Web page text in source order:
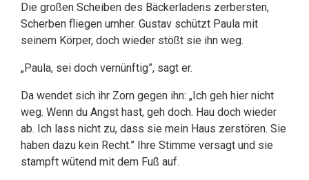
Die großen Scheiben des Bäckerladens zerbersten,
Scherben fliegen umher. Gustav schützt Paula mit
seinem Körper, doch wieder stößt sie ihn weg.
„Paula, sei doch vernünftig”, sagt er.
Da wendet sich ihr Zorn gegen ihn: „Ich geh hier nicht
weg. Wenn du Angst hast, geh doch. Hau doch wieder
ab. Ich lass nicht zu, dass sie mein Haus zerstören. Sie
haben dazu kein Recht.” Ihre Stimme versagt und sie
stampft wütend mit dem Fuß auf.